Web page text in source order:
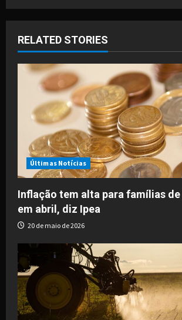
a
v
i
o
n
RELATED STORIES
Últimas Notícias
Inflação tem alta para famílias de
em abril, diz Ipea
20 de maio de 2026